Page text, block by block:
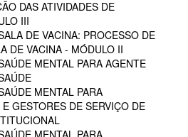
DAS ATIVIDADES DE
III
DE VACINA: PROCESSO DE
DE VACINA - MÓDULO II
MENTAL PARA AGENTE
MENTAL PARA
GESTORES DE SERVIÇO DE
MENTAL PARA